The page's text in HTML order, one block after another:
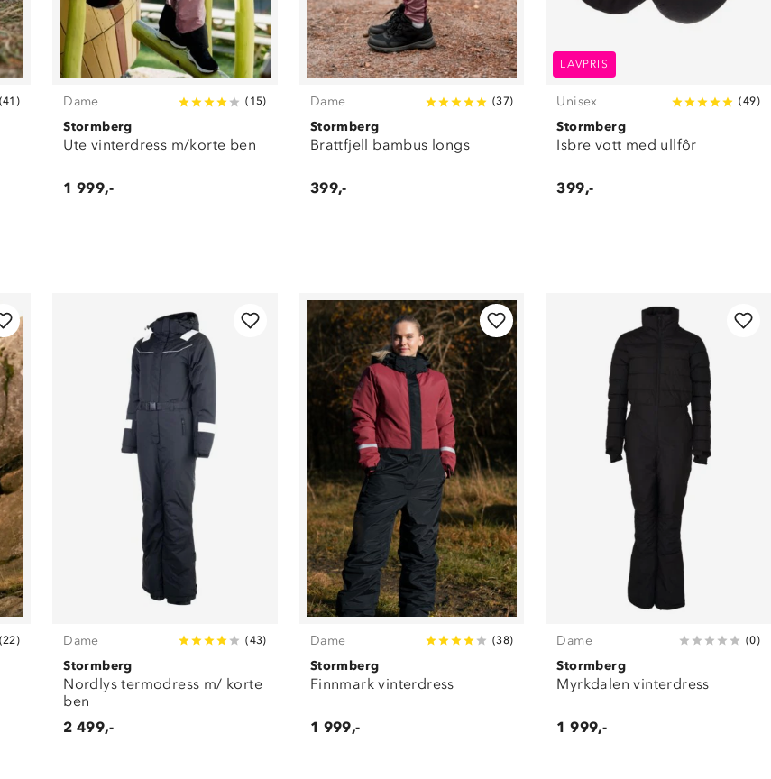
(41 ) Dame ( 15)
Stormberg
Ute vinterdress m/korte ben
1 999,-
Dame (37)
Stormberg
Brattfjell bambus longs
399,-
LAVPRIS
Unisex (49)
Stormberg
Isbre vott med ullfôr
399,-
(22) Dame (43)
Stormberg
Nordlys termodress m/ korte
ben
2 499,-
Dame (38)
Stormberg
Finnmark vinterdress
1 999,-
Dame (0)
Stormberg
Myrkdalen vinterdress
1 999,-